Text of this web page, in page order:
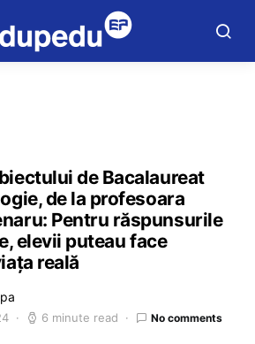
de Bacalaureat
de la profesoara
Pentru răspunsurile
elevii puteau face
reală
6 minute read No comments